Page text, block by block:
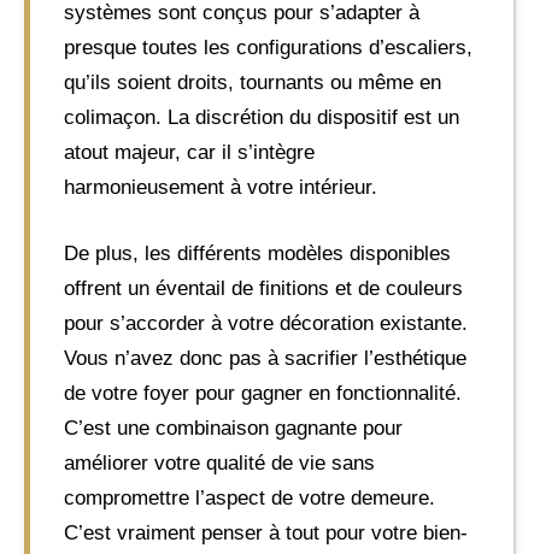
systèmes sont conçus pour s’adapter à
presque toutes les configurations d’escaliers,
qu’ils soient droits, tournants ou même en
colimaçon. La discrétion du dispositif est un
atout majeur, car il s’intègre
harmonieusement à votre intérieur.
De plus, les différents modèles disponibles
offrent un éventail de finitions et de couleurs
pour s’accorder à votre décoration existante.
Vous n’avez donc pas à sacrifier l’esthétique
de votre foyer pour gagner en fonctionnalité.
C’est une combinaison gagnante pour
améliorer votre qualité de vie sans
compromettre l’aspect de votre demeure.
C’est vraiment penser à tout pour votre bien-